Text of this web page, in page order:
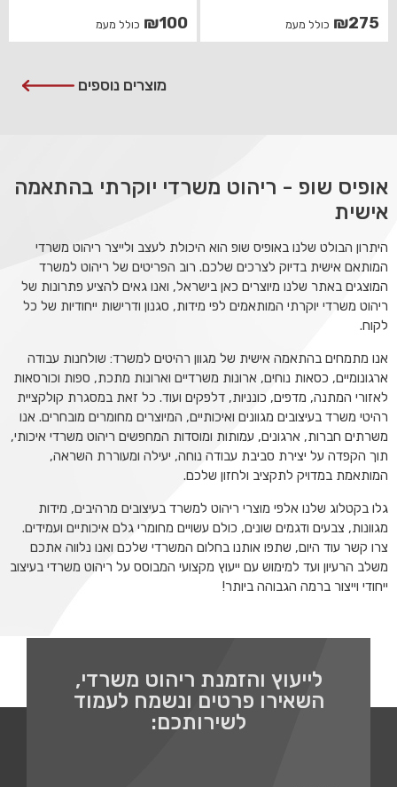
₪275 כולל מעמ ₪100 כולל מעמ
מוצרים נוספים
אופיס שופ - ריהוט משרדי יוקרתי בהתאמה
אישית
היתרון הבולט שלנו באופיס שופ הוא היכולת לעצב ולייצר ריהוט משרדי
המותאם אישית בדיוק לצרכים שלכם. רוב הפריטים של ריהוט למשרד
המוצגים באתר שלנו מיוצרים כאן בישראל, ואנו גאים להציע פתרונות של
ריהוט משרדי יוקרתי המותאמים לפי מידות, סגנון ודרישות ייחודיות של כל
לקוח.
אנו מתמחים בהתאמה אישית של מגוון רהיטים למשרד: שולחנות עבודה
ארגונומיים, כסאות נוחים, ארונות משרדיים וארונות מתכת, ספות וכורסאות
לאזורי המתנה, מדפים, כונניות, דלפקים ועוד. כל זאת במסגרת קולקציית
רהיטי משרד בעיצובים מגוונים ואיכותיים, המיוצרים מחומרים מובחרים. אנו
משרתים חברות, ארגונים, עמותות ומוסדות המחפשים ריהוט משרדי איכותי,
תוך הקפדה על יצירת סביבת עבודה נוחה, יעילה ומעוררת השראה,
המותאמת במדויק לתקציב ולחזון שלכם.
גלו בקטלוג שלנו אלפי מוצרי ריהוט למשרד בעיצובים מרהיבים, מידות
מגוונות, צבעים ודגמים שונים, כולם עשויים מחומרי גלם איכותיים ועמידים.
צרו קשר עוד היום, שתפו אותנו בחלום המשרדי שלכם ואנו נלווה אתכם
משלב הרעיון ועד למימוש עם ייעוץ מקצועי המבוסס על ריהוט משרדי בעיצוב
ייחודי וייצור ברמה הגבוהה ביותר!
לייעוץ והזמנת ריהוט משרדי,
השאירו פרטים ונשמח לעמוד
לשירותכם: